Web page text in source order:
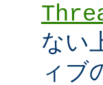
ない
ィブ